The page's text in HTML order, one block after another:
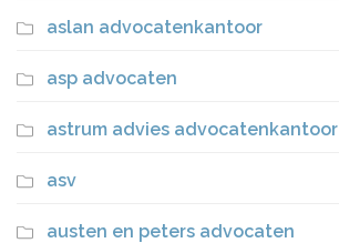
aslan advocatenkantoor
asp advocaten
astrum advies advocatenkantoor
asv
austen en peters advocaten